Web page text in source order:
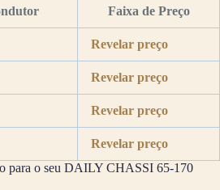
Faixa de Preço
Revelar preço
Revelar preço
Revelar preço
Revelar preço
para o seu DAILY CHASSI 65-170